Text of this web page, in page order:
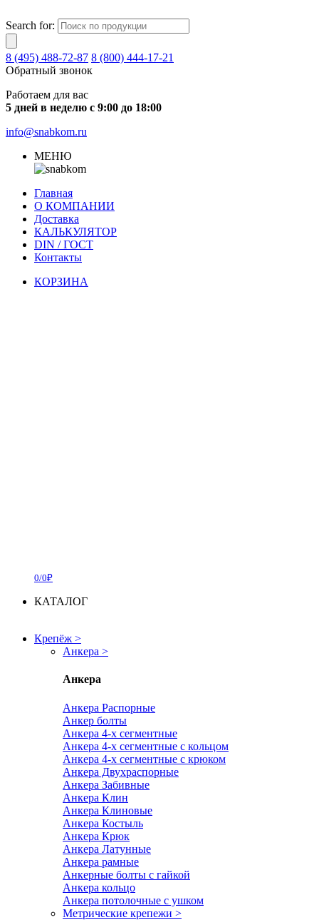
Search for:
8 (495) 488-72-87 8 (800) 444-17-21
Обратный звонок
Работаем для вас
5 дней в неделю с 9:00 до 18:00
info@snabkom.ru
МЕНЮ
Главная
О КОМПАНИИ
Доставка
КАЛЬКУЛЯТОР
DIN / ГОСТ
Контакты
КОРЗИНА
0/0₽
КАТАЛОГ
Крепёж >
Анкера >
Анкера
Анкера Распорные
Анкер болты
Анкера 4-х сегментные
Анкера 4-х сегментные с кольцом
Анкера 4-х сегментные с крюком
Анкера Двухраспорные
Анкера Забивные
Анкера Клин
Анкера Клиновые
Анкера Костыль
Анкера Крюк
Анкера Латунные
Анкера рамные
Анкерные болты с гайкой
Анкера кольцо
Анкера потолочные с ушком
Метрические крепежи >